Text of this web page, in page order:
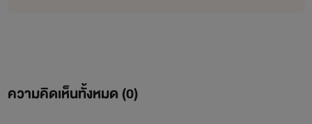
ความคิดเห็นทั้งหมด (0)